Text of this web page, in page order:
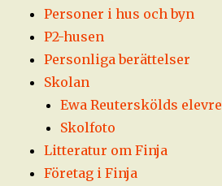
Personer i hus och byn
P2-husen
Personliga berättelser
Skolan
Ewa Reuterskölds
Skolfoto
Litteratur om Finja
Företag i Finja